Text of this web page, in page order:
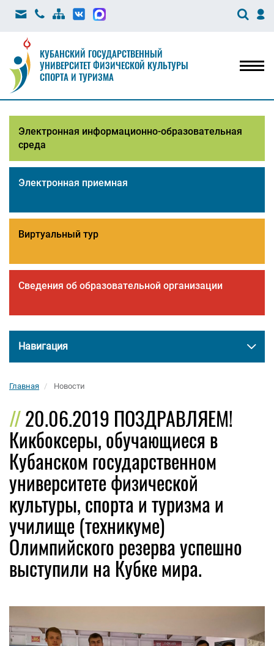
КУБАНСКИЙ ГОСУДАРСТВЕННЫЙ
УНИВЕРСИТЕТ ФИЗИЧЕСКОЙ КУЛЬТУРЫ
СПОРТА И ТУРИЗМА
Электронная информационно-образовательная
среда
Электронная приемная
Виртуальный тур
Сведения об образовательной организации
Навигация
Главная Новости
20.06.2019 ПОЗДРАВЛЯЕМ!
Кикбоксеры, обучающиеся в
Кубанском государственном
университете физической
культуры, спорта и туризма и
училище (техникуме)
Олимпийского резерва успешно
выступили на Кубке мира.